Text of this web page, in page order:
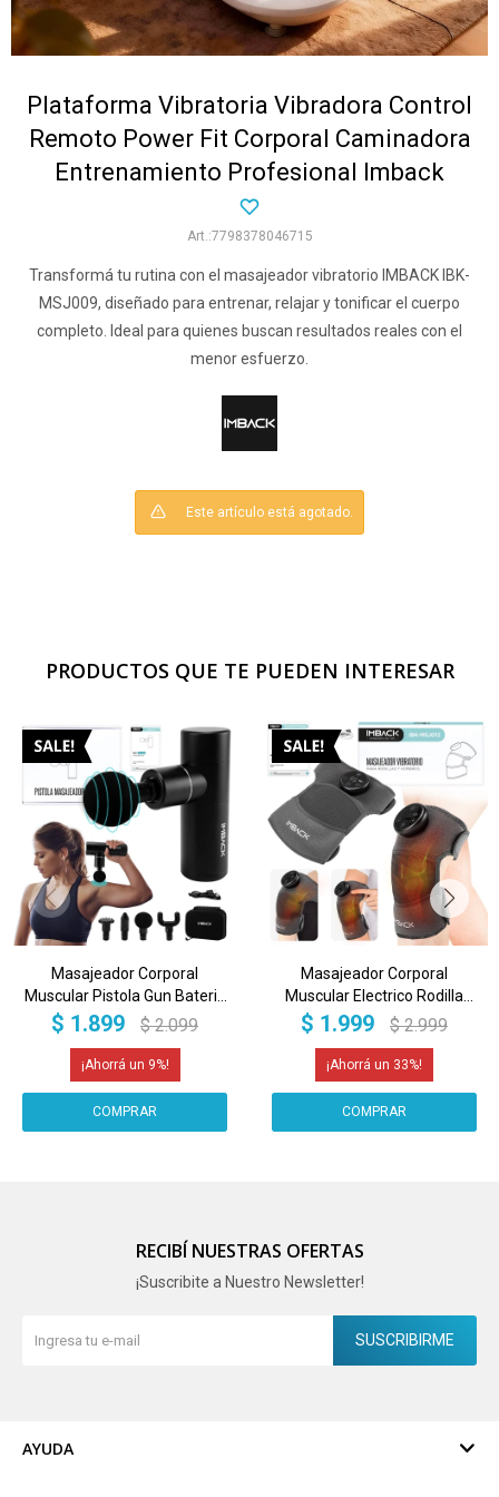
Plataforma Vibratoria Vibradora Control
Remoto Power Fit Corporal Caminadora
Entrenamiento Profesional Imback
7798378046715
Transformá tu rutina con el masajeador vibratorio IMBACK IBK-
MSJ009, diseñado para entrenar, relajar y tonificar el cuerpo
completo. Ideal para quienes buscan resultados reales con el
menor esfuerzo.
Este artículo está agotado.
PRODUCTOS QUE TE PUEDEN INTERESAR
Masajeador Corporal
Muscular Pistola Gun Bateria
Portatil Motor Profesional
$ 1.899 $ 2.099
9
Masajeador Corporal
Muscular Electrico Rodilla
Piernas Codo Hombro Pies
$ 1.999 $ 2.999
33
RECIBÍ NUESTRAS OFERTAS
¡Suscribite a Nuestro Newsletter!
SUSCRIBIRME
AYUDA